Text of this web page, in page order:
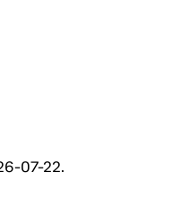
07-22.